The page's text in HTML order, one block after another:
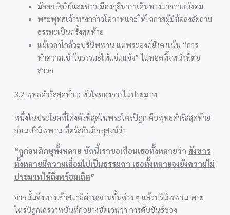
มัลลกษัตริย์และชาวเมืองกุสินาราเดินทางมาถวายบังคม
พระพุทธเจ้าทรงกล่าวโอวาทและให้โอกาสผู้มีข้อสงสัยถาม
ธรรมะเป็นครั้งสุดท้าย
แม้เวลาใกล้จะปรินิพพาน แต่พระองค์ยังคงเน้น “การ
ทำความเข้าใจธรรมะให้แจ่มแจ้ง” ไม่ทอดทิ้งหน้าที่ต่อ
สาวก
3.2 พุทธดำรัสสุดท้าย: หัวใจของการไม่ประมาท
หนึ่งในประโยคที่โด่งดังที่สุดในพระไตรปิฎก คือพุทธดำรัสสุดท้าย
ก่อนปรินิพพาน ที่ตรัสกับภิกษุสงฆ์ว่า
“ดูก่อนภิกษุทั้งหลาย บัดนี้เราขอเตือนเธอทั้งหลายว่าสังขาร
ทั้งหลายมีความเสื่อมไปเป็นธรรมดา เธอทั้งหลายจงยังความไม่
ประมาทให้ถึงพร้อมเถิด”
จากนั้นจึงทรงเข้าสมาธิผ่านฌานขั้นต่าง ๆ แล้วปรินิพพาน พระ
ไตรปิฎกเถรวาทบันทึกอย่างชัดเจนว่า การดับขันธ์ของ